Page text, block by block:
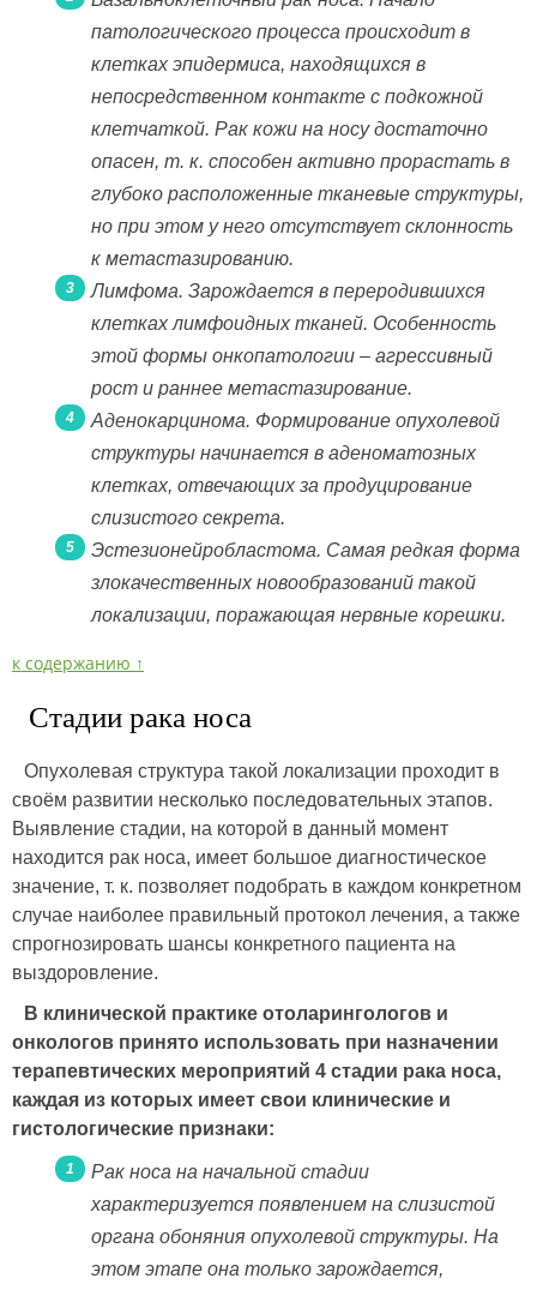
патологического процесса происходит в
клетках эпидермиса, находящихся в
непосредственном контакте с подкожной
клетчаткой. Рак кожи на носу достаточно
опасен, т. к. способен активно прорастать в
глубоко расположенные тканевые структуры,
но при этом у него отсутствует склонность
к метастазированию.
Лимфома. Зарождается в переродившихся
клетках лимфоидных тканей. Особенность
этой формы онкопатологии – агрессивный
рост и раннее метастазирование.
Аденокарцинома. Формирование опухолевой
структуры начинается в аденоматозных
клетках, отвечающих за продуцирование
слизистого секрета.
Эстезионейробластома. Самая редкая форма
злокачественных новообразований такой
локализации, поражающая нервные корешки.
к содержанию ↑
Стадии рака носа
Опухолевая структура такой локализации проходит в
своём развитии несколько последовательных этапов.
Выявление стадии, на которой в данный момент
находится рак носа, имеет большое диагностическое
значение, т. к. позволяет подобрать в каждом конкретном
случае наиболее правильный протокол лечения, а также
спрогнозировать шансы конкретного пациента на
выздоровление.
В клинической практике отоларингологов и
онкологов принято использовать при назначении
терапевтических мероприятий 4 стадии рака носа,
каждая из которых имеет свои клинические и
гистологические признаки:
Рак носа на начальной стадии
характеризуется появлением на слизистой
органа обоняния опухолевой структуры. На
этом этапе она только зарождается,